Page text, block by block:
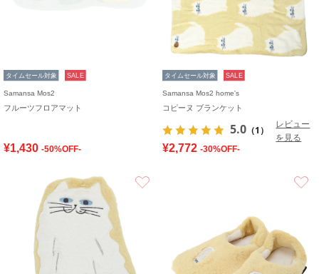
タイムセール対象 SALE
Samansa Mos2
フルーツフロアマット
¥1,430 -50%OFF-
タイムセール対象 SALE
Samansa Mos2 home's
コピーヌ ブランケット
5.0 （1）
レビュー
を見る
¥2,772 -30%OFF-